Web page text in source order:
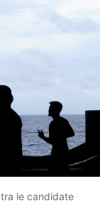
le candidate